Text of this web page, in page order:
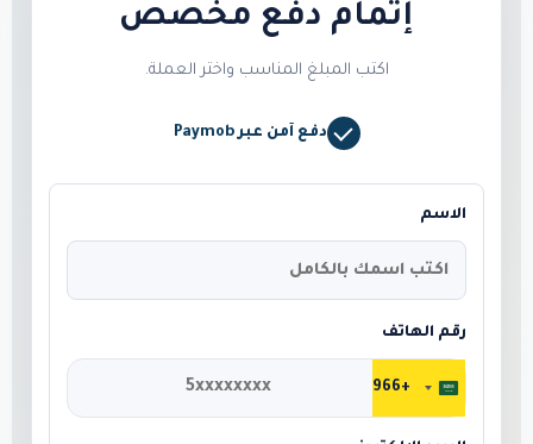
إتمام دفع مخصص
اكتب المبلغ المناسب واختر العملة.
دفع آمن عبر Paymob
الاسم
رقم الهاتف
المملكة
+966